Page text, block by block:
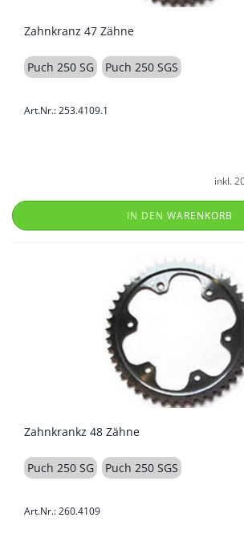
Zahnkranz 47 Zähne
Puch 250 SG Puch 250 SGS
Art.Nr.: 253.4109.1
inkl.
IN DEN WARENKORB
Zahnkrankz 48 Zähne
Puch 250 SG Puch 250 SGS
Art.Nr.: 260.4109